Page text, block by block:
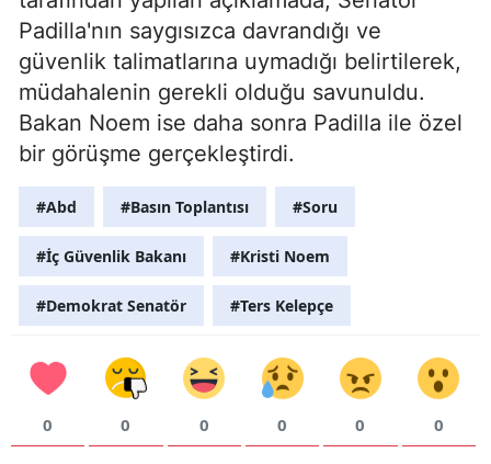
Padilla'nın saygısızca davrandığı ve
güvenlik talimatlarına uymadığı belirtilerek,
müdahalenin gerekli olduğu savunuldu.
Bakan Noem ise daha sonra Padilla ile özel
bir görüşme gerçekleştirdi.
#Abd #Basın Toplantısı #Soru
#İç Güvenlik Bakanı #Kristi Noem
#Demokrat Senatör #Ters Kelepçe
0 0 0 0 0 0